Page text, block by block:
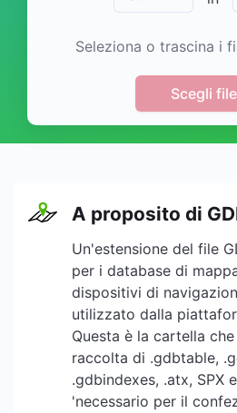
Seleziona o trascina i
Scegli file
A proposito di
Un'estensione del file
per i database di
dispositivi di
utilizzato dalla
Questa è la cartella
raccolta di .gdbtable,
.gdbindexes, .atx, SPX
'necessario per il